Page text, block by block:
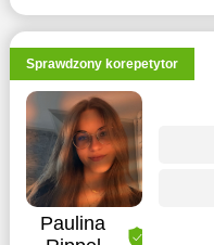
Sprawdzony korepetytor
Paulina